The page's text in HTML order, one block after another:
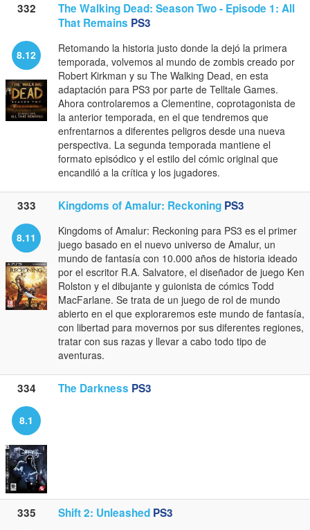
332
The Walking Dead: Season Two - Episode 1: All
That Remains PS3
8.12
Retomando la historia justo donde la dejó la primera
temporada, volvemos al mundo de zombis creado por
Robert Kirkman y su The Walking Dead, en esta
adaptación para PS3 por parte de Telltale Games.
Ahora controlaremos a Clementine, coprotagonista de
la anterior temporada, en el que tendremos que
enfrentarnos a diferentes peligros desde una nueva
perspectiva. La segunda temporada mantiene el
formato episódico y el estilo del cómic original que
encandiló a la crítica y los jugadores.
333 Kingdoms of Amalur: Reckoning PS3
8.11
Kingdoms of Amalur: Reckoning para PS3 es el primer
juego basado en el nuevo universo de Amalur, un
mundo de fantasía con 10.000 años de historia ideado
por el escritor R.A. Salvatore, el diseñador de juego Ken
Rolston y el dibujante y guionista de cómics Todd
MacFarlane. Se trata de un juego de rol de mundo
abierto en el que exploraremos este mundo de fantasía,
con libertad para movernos por sus diferentes regiones,
tratar con sus razas y llevar a cabo todo tipo de
aventuras.
334 The Darkness PS3
8.1
335 Shift 2: Unleashed PS3